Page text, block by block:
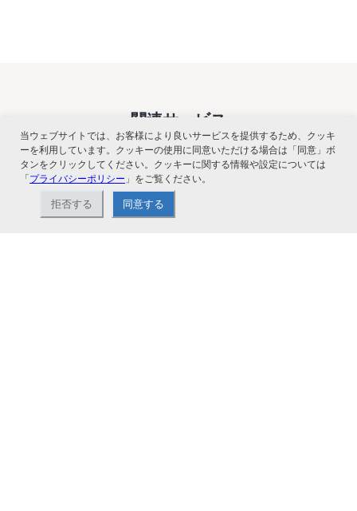
関連サービス
当ウェブサイトでは、お客様により良いサービスを提供するため、クッキ
ーを利用しています。クッキーの使用に同意いただける場合は「同意」ボ
タンをクリックしてください。クッキーに関する情報や設定については
「プライバシーポリシー 」をご覧ください。
拒否する 同意する